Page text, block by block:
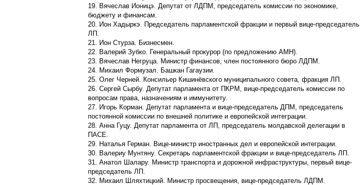
19. Вячеслав Ионицэ. Депутат от ЛДПМ, председатель комиссии по экономике,
бюджету и финансам.
20. Ион Хадыркэ. Председатель парламентской фракции и первый вице-председатель
ЛП.
21. Ион Стурза. Бизнесмен.
22. Валерий Зубко. Генеральный прокурор (по предложению АМН).
23. Вячеслав Негруца. Министр финансов, член постоянного бюро ЛДПМ.
24. Михаил Формузал. Башкан Гагаузии.
25. Олег Черней. Консильер Кишинёвского муниципального совета, фракция ЛП.
26. Сергей Сырбу. Депутат парламента от ПКРМ, вице-председатель комиссии по
вопросам права, назначениям и иммунитету.
27. Игорь Корман. Депутат парламента и вице-председатель ДПМ, председатель
постоянной комиссии по внешней политике и европейской интеграции.
28. Анна Гуцу. Депутат парламента от ЛП, председатель молдавской делегации в
ПАСЕ.
29. Наталья Герман. Вице-министр иностранных дел и европейской интеграции.
30. Валериу Мунтяну. Секретарь парламентской фракции и вице-председатель ЛП.
31. Анатол Шалару. Министр транспорта и дорожной инфраструктуры, первый вице-
председатель ЛП.
32. Михаил Шляхтицкий. Министр просвещения, вице-председатель ЛДПМ.